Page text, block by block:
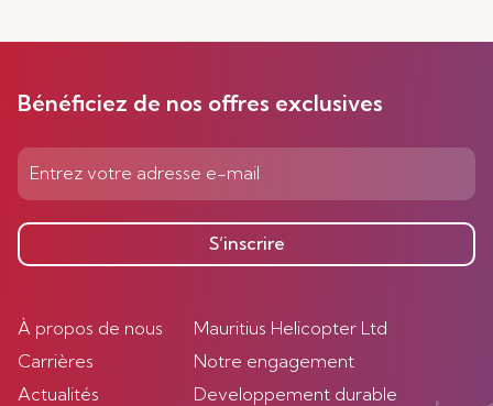
Bénéficiez de nos offres exclusives
S’inscrire
À propos de nous
Carrières
Actualités
Mauritius Helicopter Ltd
Notre engagement
Developpement durable